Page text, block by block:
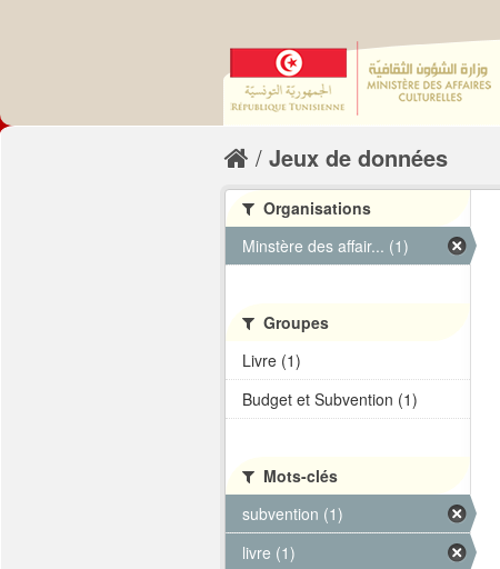
Jeux de données
Organisations
Minstère des affair... (1)
Groupes
Livre (1)
Budget et Subvention (1)
Mots-clés
subvention (1)
livre (1)